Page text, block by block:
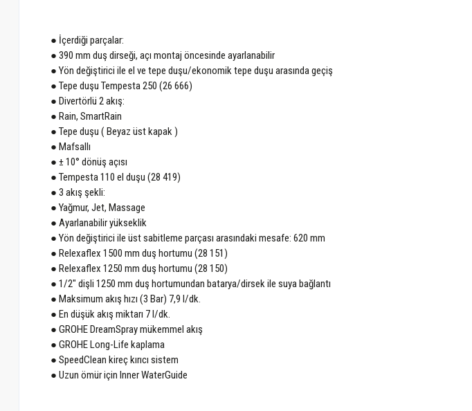
● İçerdiği parçalar:
● 390 mm duş dirseği, açı montaj öncesinde ayarlanabilir
● Yön değiştirici ile el ve tepe duşu/ekonomik tepe duşu arasında geçiş
● Tepe duşu Tempesta 250 (26 666)
● Divertörlü 2 akış:
● Rain, SmartRain
● Tepe duşu ( Beyaz üst kapak )
● Mafsallı
● ± 10° dönüş açısı
● Tempesta 110 el duşu (28 419)
● 3 akış şekli:
● Yağmur, Jet, Massage
● Ayarlanabilir yükseklik
● Yön değiştirici ile üst sabitleme parçası arasındaki mesafe: 620 mm
● Relexaflex 1500 mm duş hortumu (28 151)
● Relexaflex 1250 mm duş hortumu (28 150)
● 1/2" dişli 1250 mm duş hortumundan batarya/dirsek ile suya bağlantı
● Maksimum akış hızı (3 Bar) 7,9 l/dk.
● En düşük akış miktarı 7 l/dk.
● GROHE DreamSpray mükemmel akış
● GROHE Long-Life kaplama
● SpeedClean kireç kırıcı sistem
● Uzun ömür için Inner WaterGuide